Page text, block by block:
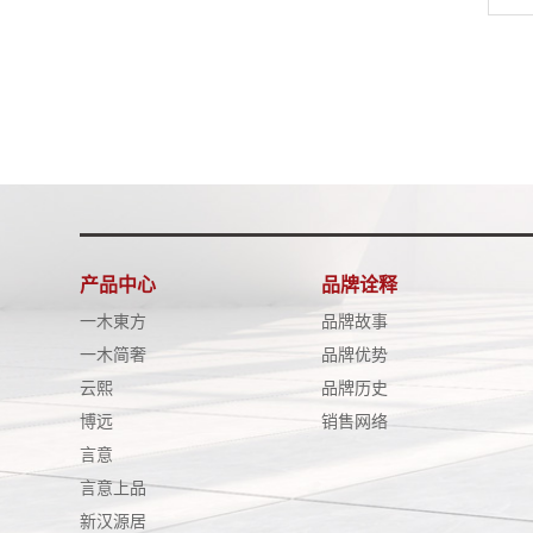
产品中心
一木東方
一木简奢
云熙
博远
言意
言意上品
新汉源居
品牌诠释
品牌故事
品牌优势
品牌历史
销售网络